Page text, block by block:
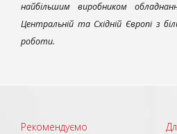
найбільшим виробником
Центральній та Східній Європі з
роботи.
Рекомендуємо